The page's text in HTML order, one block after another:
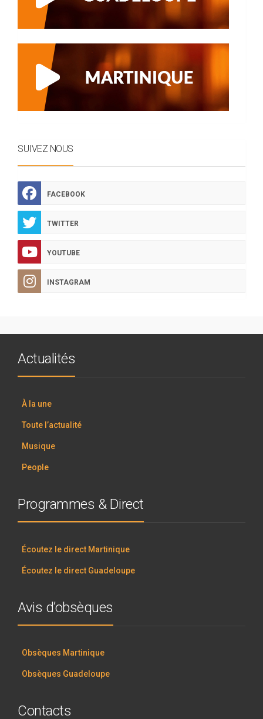
SUIVEZ NOUS
FACEBOOK
TWITTER
YOUTUBE
INSTAGRAM
Actualités
À la une
Toute l’actualité
Musique
People
Programmes & Direct
Écoutez le direct Martinique
Écoutez le direct Guadeloupe
Avis d’obsèques
Obsèques Martinique
Obsèques Guadeloupe
Contacts